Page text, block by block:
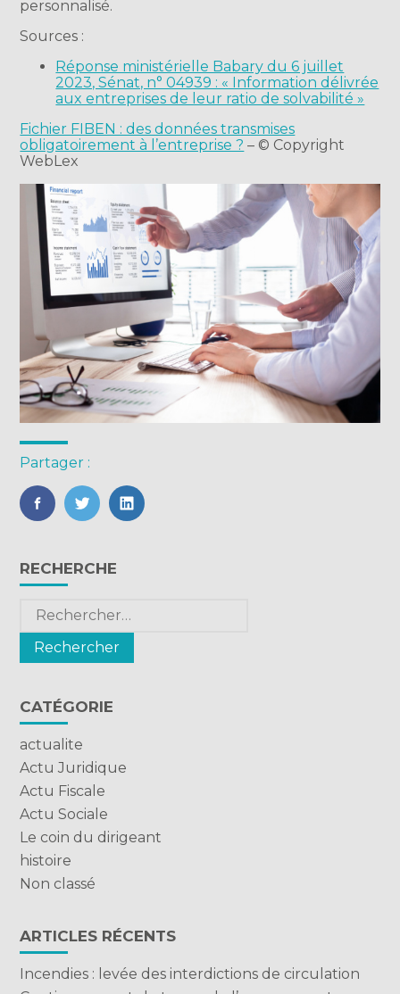
personnalisé.
Sources :
Réponse ministérielle Babary du 6 juillet
2023, Sénat, n° 04939 : « Information délivrée
aux entreprises de leur ratio de solvabilité »
Fichier FIBEN : des données transmises
obligatoirement à l’entreprise ? – © Copyright
WebLex
Partager :
FaceBook
TwitterLinkedIn
Blog
sidebar
RECHERCHE
Rechercher :
CATÉGORIE
actualite
Actu Juridique
Actu Fiscale
Actu Sociale
Le coin du dirigeant
histoire
Non classé
ARTICLES RÉCENTS
Incendies : levée des interdictions de circulation